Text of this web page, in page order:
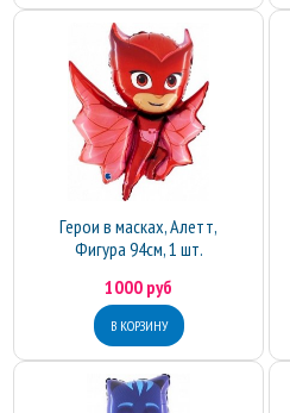
Герои в масках, Алетт,
Фигура 94см, 1 шт.
1000 руб